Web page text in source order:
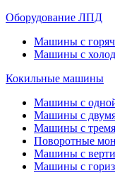
Оборудование ЛПД
Машины с
Машины с
Кокильные машины
Машины с
Машины с
Машины с
Поворотные
Машины с
Машины с